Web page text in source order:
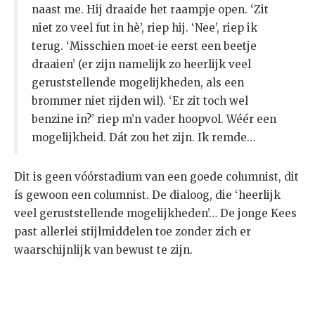
naast me. Hij draaide het raampje open. ‘Zit
niet zo veel fut in hè’, riep hij. ‘Nee’, riep ik
terug. ‘Misschien moet-ie eerst een beetje
draaien’ (er zijn namelijk zo heerlijk veel
geruststellende mogelijkheden, als een
brommer niet rijden wil). ‘Er zit toch wel
benzine in?’ riep m’n vader hoopvol. Wéér een
mogelijkheid. Dát zou het zijn. Ik remde…
Dit is geen vóórstadium van een goede columnist, dit
ís gewoon een columnist. De dialoog, die ‘heerlijk
veel geruststellende mogelijkheden’… De jonge Kees
past allerlei stijlmiddelen toe zonder zich er
waarschijnlijk van bewust te zijn.